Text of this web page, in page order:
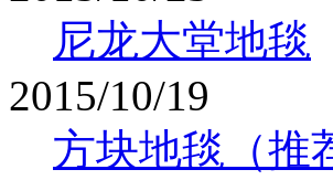
尼龙大堂地毯
2015/10/19
方块地毯（推